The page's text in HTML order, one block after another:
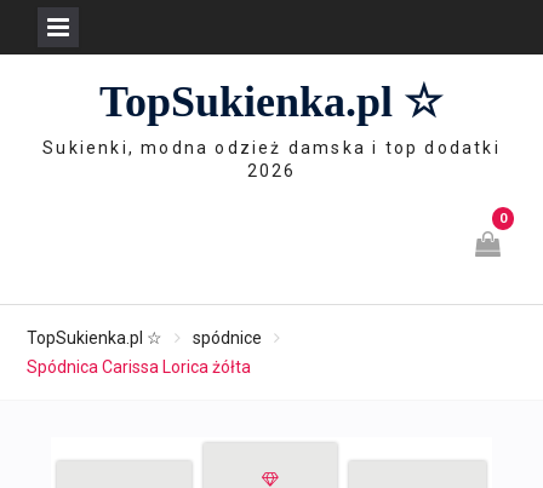
TopSukienka.pl ☆
Sukienki, modna odzież damska i top dodatki
2026
0
TopSukienka.pl ☆
spódnice
Spódnica Carissa Lorica żółta